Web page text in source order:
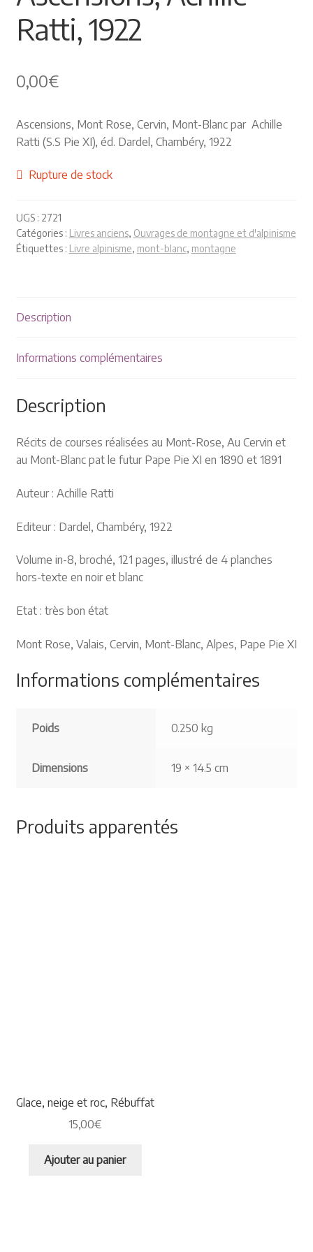
Himalayisme
Peintures
Les Pyrénées
Carte postale
Plaquettes et publicités
MANIFESTATIONS
Ratti, 1922
0,00€
Ascensions, Mont Rose, Cervin, Mont-Blanc par Achille
Ratti (S.S Pie XI), éd. Dardel, Chambéry, 1922
Rupture de stock
UGS : 2721
Catégories : Livres anciens, Ouvrages de montagne et d'alpinisme
Étiquettes : Livre alpinisme, mont-blanc, montagne
Description
Informations complémentaires
Description
Récits de courses réalisées au Mont-Rose, Au Cervin et
au Mont-Blanc pat le futur Pape Pie XI en 1890 et 1891
Auteur : Achille Ratti
Editeur : Dardel, Chambéry, 1922
Volume in-8, broché, 121 pages, illustré de 4 planches
hors-texte en noir et blanc
Etat : très bon état
Mont Rose, Valais, Cervin, Mont-Blanc, Alpes, Pape Pie XI
Informations complémentaires
Poids 0.250 kg
Dimensions 19 × 14.5 cm
Produits apparentés
Glace, neige et roc, Rébuffat
15,00€
Ajouter au panier